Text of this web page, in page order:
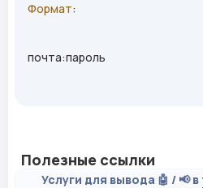
Формат:
почта:пароль
Полезные ссылки
Услуги для вывода 🤖 / 📢 в